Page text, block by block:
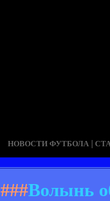
НОВОСТИ ФУТБОЛА |
###Волынь